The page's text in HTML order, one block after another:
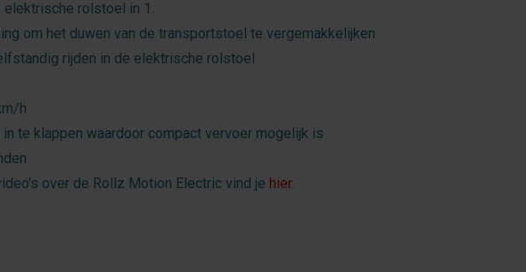
elektrische rolstoel in 1.
om het duwen van de transportstoel te vergemakkelijken
rijden in de elektrische rolstoel
h
te klappen waardoor compact vervoer mogelijk is
over de Rollz Motion Electric vind je hier.